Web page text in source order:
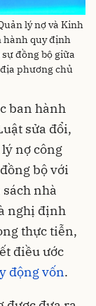
lý nợ và Kinh
hành quy định
đồng bộ giữa
phương chủ
ban hành
sửa đổi,
nợ công
bộ với
nhà
nghị định
thực tiễn,
điều ước
động vốn.